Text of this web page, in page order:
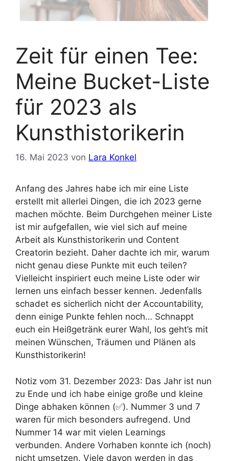
Zeit für einen Tee:
Meine Bucket-Liste
für 2023 als
Kunsthistorikerin
16. Mai 2023 von Lara Konkel
Anfang des Jahres habe ich mir eine Liste
erstellt mit allerlei Dingen, die ich 2023 gerne
machen möchte. Beim Durchgehen meiner Liste
ist mir aufgefallen, wie viel sich auf meine
Arbeit als Kunsthistorikerin und Content
Creatorin bezieht. Daher dachte ich mir, warum
nicht genau diese Punkte mit euch teilen?
Vielleicht inspiriert euch meine Liste oder wir
lernen uns einfach besser kennen. Jedenfalls
schadet es sicherlich nicht der Accountability,
denn einige Punkte fehlen noch… Schnappt
euch ein Heißgetränk eurer Wahl, los geht’s mit
meinen Wünschen, Träumen und Plänen als
Kunsthistorikerin!
Notiz vom 31. Dezember 2023: Das Jahr ist nun
zu Ende und ich habe einige große und kleine
Dinge abhaken können (✅). Nummer 3 und 7
waren für mich besonders aufregend. Und
Nummer 14 war mit vielen Learnings
verbunden. Andere Vorhaben konnte ich (noch)
nicht umsetzen. Viele davon werden in das